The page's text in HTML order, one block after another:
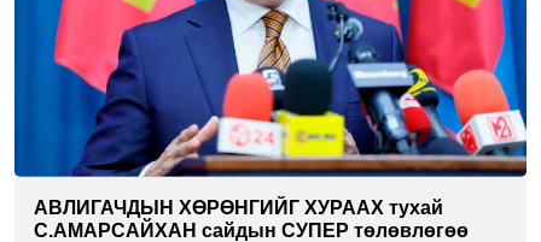
АВЛИГАЧДЫН ХӨРӨНГИЙГ ХУРААХ тухай
С.АМАРСАЙХАН сайдын СУПЕР төлөвлөгөө